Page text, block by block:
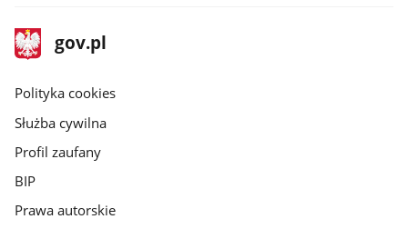
stopka
gov.pl
Strona
gov.pl
gov.pl
Polityka cookies
Służba cywilna
Profil zaufany
BIP
Prawa autorskie